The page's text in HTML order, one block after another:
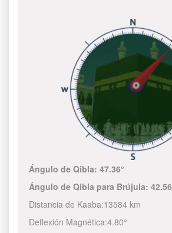
Ángulo de Qibla:47.36°
Ángulo de Qibla para Brújula:42.56
Distancia de Kaaba:13584 km
Deflexión Magnética:4.80°